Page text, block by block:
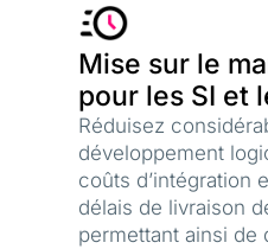
Mise sur le
pour les SI et
Réduisez
développement
coûts d’intégration
délais de livraison
permettant ainsi de